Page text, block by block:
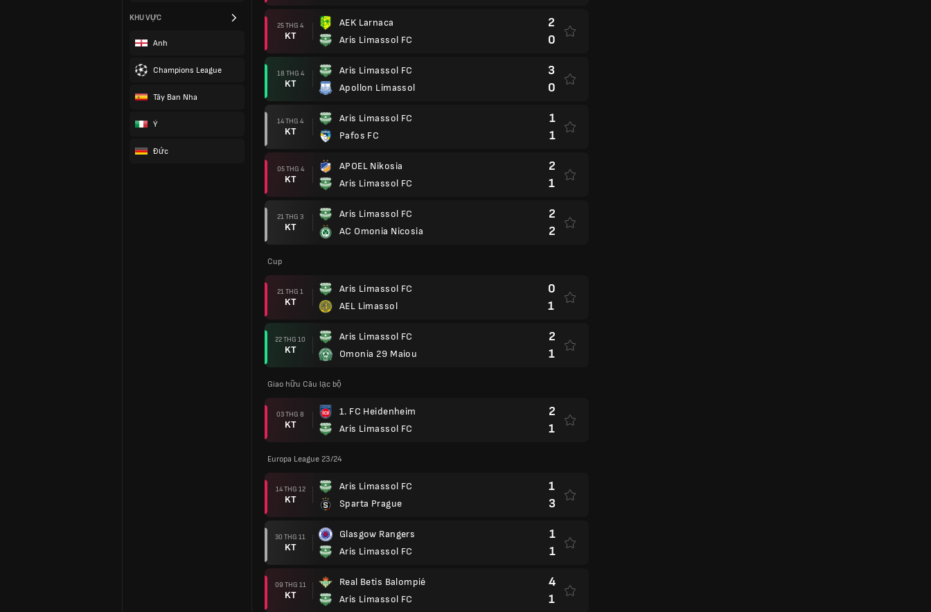
KHU VỰC
Anh
Champions League
Tây Ban Nha
Ý
Đức
25 THG 4
KT
AEK Larnaca
Aris Limassol FC
2
0
18 THG 4
KT
Aris Limassol FC
Apollon Limassol
3
0
14 THG 4
KT
Aris Limassol FC
Pafos FC
1
1
05 THG 4
KT
APOEL Nikosia
Aris Limassol FC
2
1
21 THG 3
KT
Aris Limassol FC
AC Omonia Nicosia
2
2
Cup
21 THG 1
KT
Aris Limassol FC
AEL Limassol
0
1
22 THG 10
KT
Aris Limassol FC
Omonia 29 Maiou
2
1
Giao hữu Câu lạc bộ
03 THG 8
KT
1. FC Heidenheim
Aris Limassol FC
2
1
Europa League 23/24
14 THG 12
KT
Aris Limassol FC
Sparta Prague
1
3
30 THG 11
KT
Glasgow Rangers
Aris Limassol FC
1
1
09 THG 11
KT
Real Betis Balompié
Aris Limassol FC
4
1